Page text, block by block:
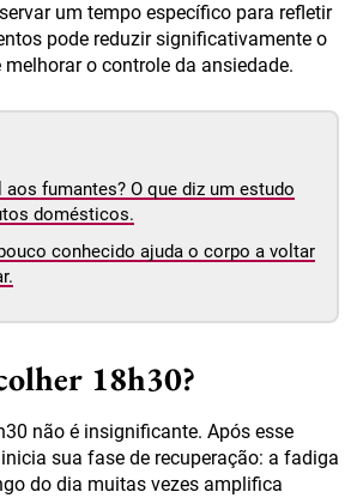
um tempo específico para refletir
pode reduzir significativamente o
melhorar o controle da ansiedade.
aos fumantes? O que diz um estudo
domésticos.
conhecido ajuda o corpo a voltar
18h30?
não é insignificante. Após esse
sua fase de recuperação: a fadiga
do dia muitas vezes amplifica